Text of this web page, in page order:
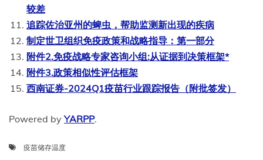
较差
追踪佐治亚州的蜱虫，帮助监测新出现的疾病
制定世卫组织免疫政策和战略指导：第一部分
附件2.免疫战略专家咨询小组:从证据到决策框架*
附件3.政策相似性评估框架
西南证券-2024Q1疫苗行业跟踪报告（附批签发）
Powered byYARPP.
疫苗储存温度